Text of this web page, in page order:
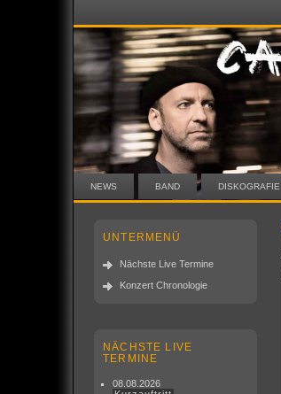
NEWS BAND DISKOGRAFIE
UNTERMENÜ
Nächste Live Termine
Konzert Chronologie
NÄCHSTE LIVE
TERMINE
08.08.2026